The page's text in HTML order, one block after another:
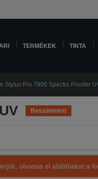
TERMÉKEK TINTA
Stylus Pro 7900 Spectro Proofer
Beszüntetett
olvassa el alábbiakat a